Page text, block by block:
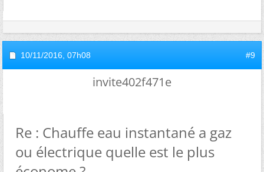
10/11/2016, 07h08 #9
invite402f471e
Re : Chauffe eau instantané a gaz
ou électrique quelle est le plus